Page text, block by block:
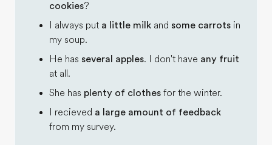
cookies?
I always put a little milk and some carrots in
my soup.
He has several apples. I don't have any fruit
at all.
She has plenty of clothes for the winter.
I recieved a large amount of feedback
from my survey.